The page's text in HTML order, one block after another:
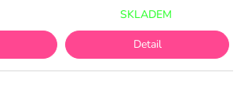
SKLADEM
Detail